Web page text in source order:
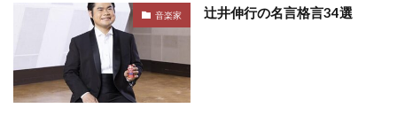
音楽家 辻井伸行の名言格言34選